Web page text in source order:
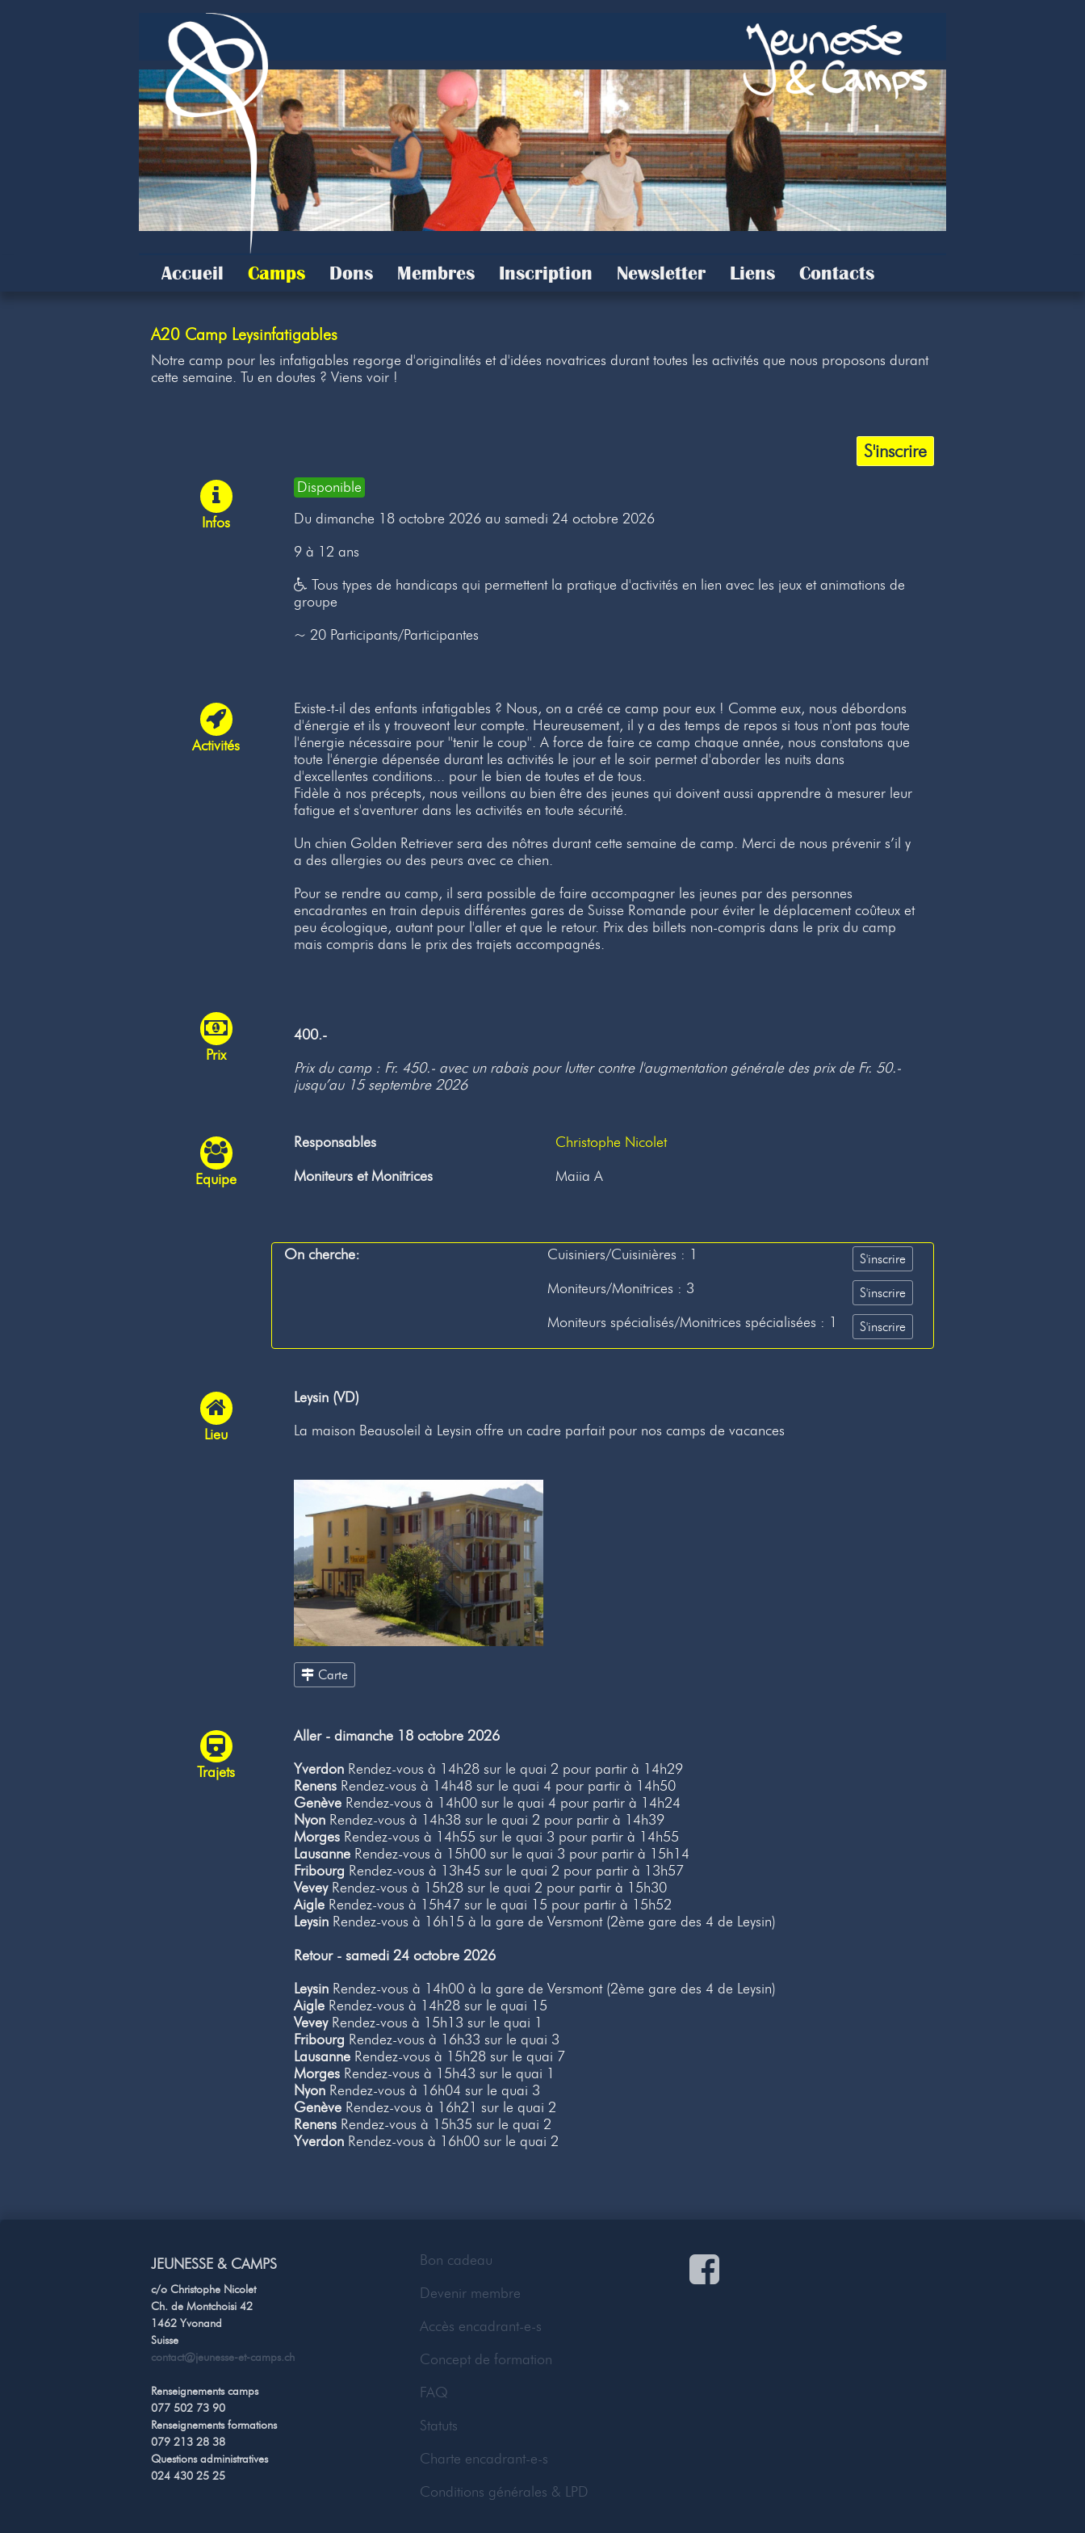
Accueil Camps Dons Membres Inscription Newsletter Liens Contacts
A20 Camp Leysinfatigables
Notre camp pour les infatigables regorge d'originalités et d'idées novatrices durant toutes les activités que nous proposons durant
cette semaine. Tu en doutes ? Viens voir !
S'inscrire
Infos
Disponible
Du dimanche 18 octobre 2026 au samedi 24 octobre 2026
9 à 12 ans
Tous types de handicaps qui permettent la pratique d'activités en lien avec les jeux et animations de
groupe
~ 20 Participants/Participantes
Activités
Existe-t-il des enfants infatigables ? Nous, on a créé ce camp pour eux ! Comme eux, nous débordons
d'énergie et ils y trouveont leur compte. Heureusement, il y a des temps de repos si tous n'ont pas toute
l'énergie nécessaire pour ''tenir le coup''. A force de faire ce camp chaque année, nous constatons que
toute l'énergie dépensée durant les activités le jour et le soir permet d'aborder les nuits dans
d'excellentes conditions... pour le bien de toutes et de tous.
Fidèle à nos précepts, nous veillons au bien être des jeunes qui doivent aussi apprendre à mesurer leur
fatigue et s'aventurer dans les activités en toute sécurité.
Un chien Golden Retriever sera des nôtres durant cette semaine de camp. Merci de nous prévenir s’il y
a des allergies ou des peurs avec ce chien.
Pour se rendre au camp, il sera possible de faire accompagner les jeunes par des personnes
encadrantes en train depuis différentes gares de Suisse Romande pour éviter le déplacement coûteux et
peu écologique, autant pour l'aller et que le retour. Prix des billets non-compris dans le prix du camp
mais compris dans le prix des trajets accompagnés.
Prix
400.-
Prix du camp : Fr. 450.- avec un rabais pour lutter contre l'augmentation générale des prix de Fr. 50.-
jusqu’au 15 septembre 2026
Equipe
Responsables
Christophe Nicolet
Moniteurs et Monitrices
Maiia A
On cherche: Cuisiniers/Cuisinières : 1 S'inscrire
Moniteurs/Monitrices : 3 S'inscrire
Moniteurs spécialisés/Monitrices spécialisées : 1 S'inscrire
Lieu
Leysin (VD)
La maison Beausoleil à Leysin offre un cadre parfait pour nos camps de vacances
Carte
Trajets
Aller - dimanche 18 octobre 2026
YverdonRendez-vous à 14h28 sur le quai 2 pour partir à 14h29
RenensRendez-vous à 14h48 sur le quai 4 pour partir à 14h50
GenèveRendez-vous à 14h00 sur le quai 4 pour partir à 14h24
NyonRendez-vous à 14h38 sur le quai 2 pour partir à 14h39
MorgesRendez-vous à 14h55 sur le quai 3 pour partir à 14h55
LausanneRendez-vous à 15h00 sur le quai 3 pour partir à 15h14
Fribourg Rendez-vous à 13h45 sur le quai 2 pour partir à 13h57
VeveyRendez-vous à 15h28 sur le quai 2 pour partir à 15h30
AigleRendez-vous à 15h47 sur le quai 15 pour partir à 15h52
LeysinRendez-vous à 16h15 à la gare de Versmont (2ème gare des 4 de Leysin)
Retour - samedi 24 octobre 2026
LeysinRendez-vous à 14h00 à la gare de Versmont (2ème gare des 4 de Leysin)
AigleRendez-vous à 14h28 sur le quai 15
VeveyRendez-vous à 15h13 sur le quai 1
Fribourg Rendez-vous à 16h33 sur le quai 3
LausanneRendez-vous à 15h28 sur le quai 7
MorgesRendez-vous à 15h43 sur le quai 1
NyonRendez-vous à 16h04 sur le quai 3
GenèveRendez-vous à 16h21 sur le quai 2
RenensRendez-vous à 15h35 sur le quai 2
YverdonRendez-vous à 16h00 sur le quai 2
JEUNESSE & CAMPS
c/o Christophe Nicolet
Ch. de Montchoisi 42
1462 Yvonand
Suisse
contact@jeunesse-et-camps.ch
Renseignements camps
077 502 73 90
Renseignements formations
079 213 28 38
Questions administratives
024 430 25 25
Bon cadeau
Devenir membre
Accès encadrant-e-s
Concept de formation
FAQ
Statuts
Charte encadrant-e-s
Conditions générales & LPD